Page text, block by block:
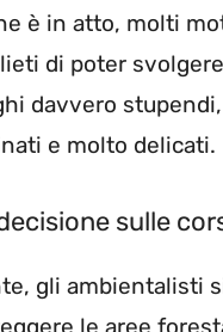
è in atto, molti
di poter
davvero
e molto delicati.
sulle
gli ambientalisti
le aree